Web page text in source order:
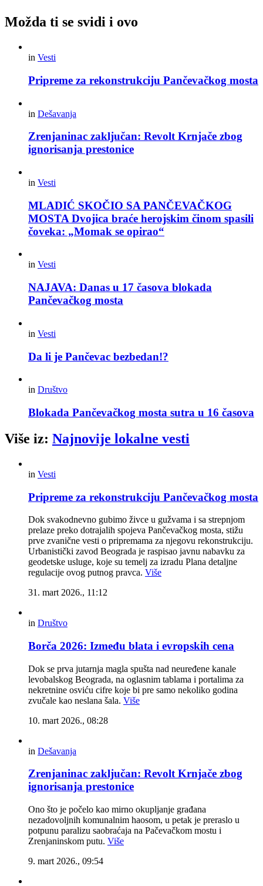
Možda ti se svidi i ovo
in Vesti
Pripreme za rekonstrukciju Pančevačkog mosta
in Dešavanja
Zrenjaninac zaključan: Revolt Krnjače zbog
ignorisanja prestonice
in Vesti
MLADIĆ SKOČIO SA PANČEVAČKOG
MOSTA Dvojica braće herojskim činom spasili
čoveka: „Momak se opirao“
in Vesti
NAJAVA: Danas u 17 časova blokada
Pančevačkog mosta
in Vesti
Da li je Pančevac bezbedan!?
in Društvo
Blokada Pančevačkog mosta sutra u 16 časova
Više iz: Najnovije lokalne vesti
in Vesti
Pripreme za rekonstrukciju Pančevačkog mosta
Dok svakodnevno gubimo živce u gužvama i sa strepnjom
prelaze preko dotrajalih spojeva Pančevačkog mosta, stižu
prve zvanične vesti o pripremama za njegovu rekonstrukciju.
Urbanistički zavod Beograda je raspisao javnu nabavku za
geodetske usluge, koje su temelj za izradu Plana detaljne
regulacije ovog putnog pravca. Više
31. mart 2026., 11:12
in Društvo
Borča 2026: Između blata i evropskih cena
Dok se prva jutarnja magla spušta nad neuređene kanale
levobalskog Beograda, na oglasnim tablama i portalima za
nekretnine osviću cifre koje bi pre samo nekoliko godina
zvučale kao neslana šala. Više
10. mart 2026., 08:28
in Dešavanja
Zrenjaninac zaključan: Revolt Krnjače zbog
ignorisanja prestonice
Ono što je počelo kao mirno okupljanje građana
nezadovoljnih komunalnim haosom, u petak je preraslo u
potpunu paralizu saobraćaja na Pačevačkom mostu i
Zrenjaninskom putu. Više
9. mart 2026., 09:54